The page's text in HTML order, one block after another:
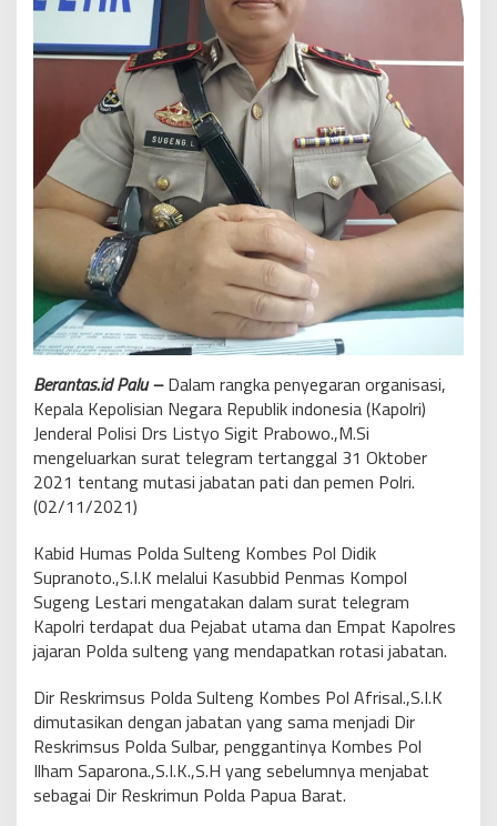
Berantas.id Palu –Dalam rangka penyegaran organisasi,
Kepala Kepolisian Negara Republik indonesia (Kapolri)
Jenderal Polisi Drs Listyo Sigit Prabowo.,M.Si
mengeluarkan surat telegram tertanggal 31 Oktober
2021 tentang mutasi jabatan pati dan pemen Polri.
(02/11/2021)
Kabid Humas Polda Sulteng Kombes Pol Didik
Supranoto.,S.I.K melalui Kasubbid Penmas Kompol
Sugeng Lestari mengatakan dalam surat telegram
Kapolri terdapat dua Pejabat utama dan Empat Kapolres
jajaran Polda sulteng yang mendapatkan rotasi jabatan.
Dir Reskrimsus Polda Sulteng Kombes Pol Afrisal.,S.I.K
dimutasikan dengan jabatan yang sama menjadi Dir
Reskrimsus Polda Sulbar, penggantinya Kombes Pol
Ilham Saparona.,S.I.K.,S.H yang sebelumnya menjabat
sebagai Dir Reskrimun Polda Papua Barat.